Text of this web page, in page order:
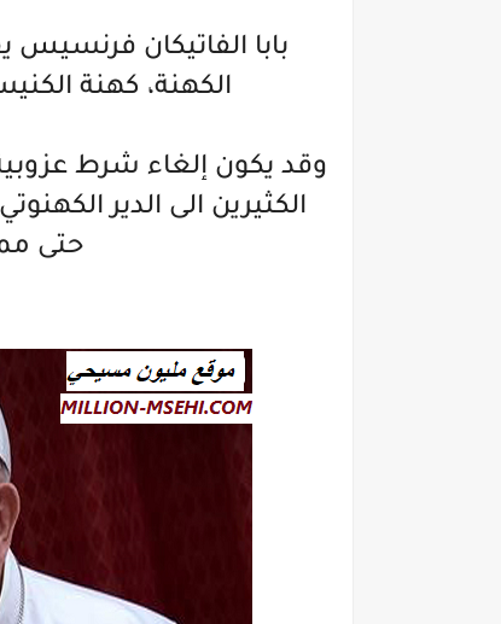
بابا الفاتيكان فرنسيس
الكهنة، كهنة
وقد يكون إلغاء شرط
الكثيرين الى الدير
حتى